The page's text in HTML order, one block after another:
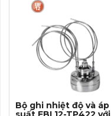
Bộ ghi nhiệt độ và áp